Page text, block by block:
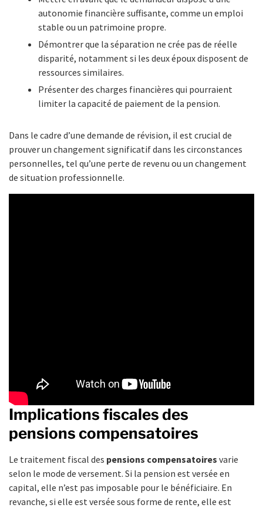
autonomie financière suffisante, comme un emploi
stable ou un patrimoine propre.
Démontrer que la séparation ne crée pas de réelle
disparité, notamment si les deux époux disposent de
ressources similaires.
Présenter des charges financières qui pourraient
limiter la capacité de paiement de la pension.
Dans le cadre d’une demande de révision, il est crucial de
prouver un changement significatif dans les circonstances
personnelles, tel qu’une perte de revenu ou un changement
de situation professionnelle.
Implications fiscales des
pensions compensatoires
Le traitement fiscal des pensions compensatoires varie
selon le mode de versement. Si la pension est versée en
capital, elle n’est pas imposable pour le bénéficiaire. En
revanche, si elle est versée sous forme de rente, elle est